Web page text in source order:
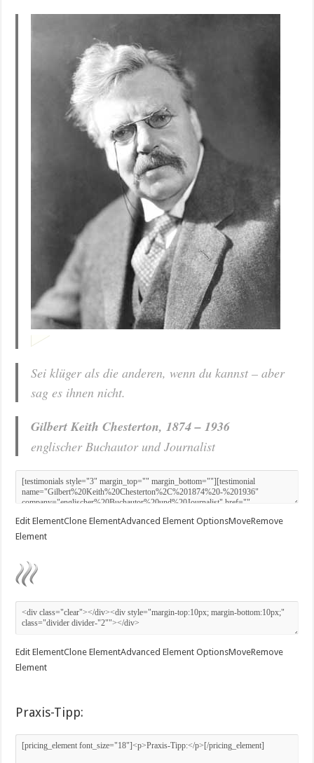
Sei klüger als die anderen, wenn du kannst – aber
sag es ihnen nicht.
Gilbert Keith Chesterton, 1874 – 1936
englischer Buchautor und Journalist
Edit ElementClone ElementAdvanced Element OptionsMoveRemove
Element
Edit ElementClone ElementAdvanced Element OptionsMoveRemove
Element
Praxis-Tipp: